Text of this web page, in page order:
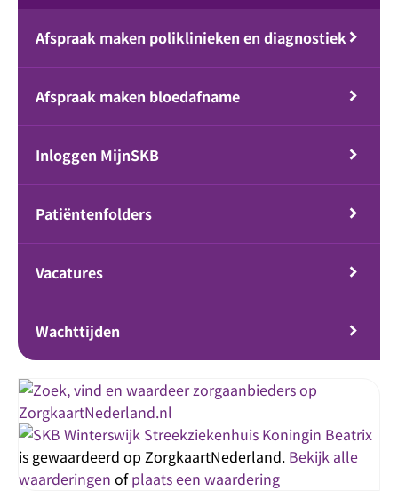
Afspraak maken poliklinieken en diagnostiek
Afspraak maken bloedafname
Inloggen MijnSKB
Patiëntenfolders
Vacatures
Wachttijden
Streekziekenhuis Koningin Beatrix
is gewaardeerd op ZorgkaartNederland. Bekijk alle
waarderingen ofplaats een waardering